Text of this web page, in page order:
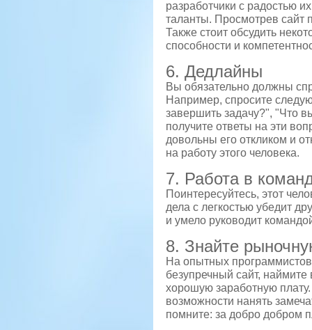
разработчики с радостью
таланты. Просмотрев сайт
Также стоит обсудить
способности и
6. Дедлайны
Вы обязательно должны
Например, спросите
завершить задачу?", "Что
получите ответы на эти
довольны его откликом и
на работу этого человека.
7. Работа в
Поинтересуйтесь, этот
дела с легкостью убедит
и умело руководит
8. Знайте
На опытных программистов
безупречный сайт,
хорошую заработную
возможности нанять
помните: за добро добром